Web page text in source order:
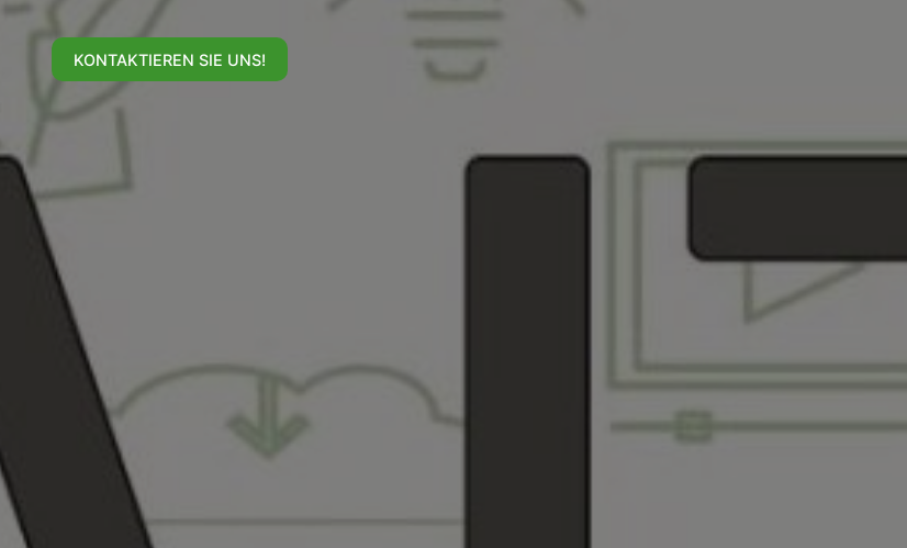
KONTAKTIEREN SIE UNS!